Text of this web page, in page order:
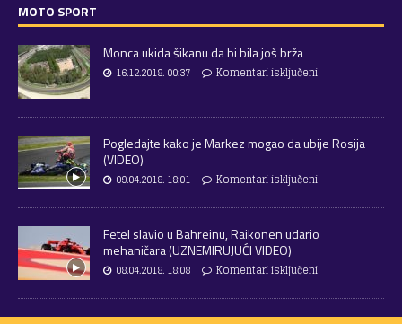
MOTO SPORT
Monca ukida šikanu da bi bila još brža
16.12.2018. 00:37 Komentari isključeni
Pogledajte kako je Markez mogao da ubije Rosija
(VIDEO)
09.04.2018. 18:01 Komentari isključeni
Fetel slavio u Bahreinu, Raikonen udario
mehaničara (UZNEMIRUJUĆI VIDEO)
08.04.2018. 18:08 Komentari isključeni